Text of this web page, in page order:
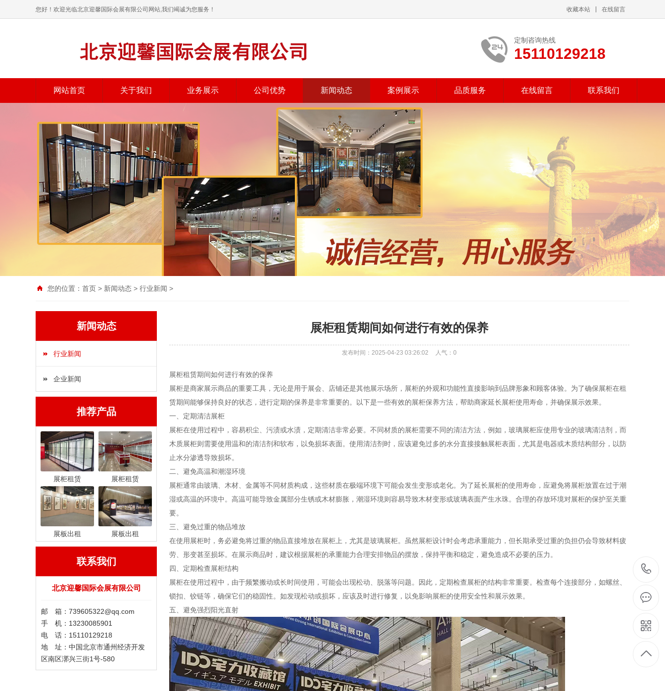
您好！欢迎光临北京迎馨国际会展有限公司网站,我们竭诚为您服务！ 收藏本站 在线留言
定制咨询热线
15110129218
网站首页 关于我们 业务展示 公司优势 新闻动态 案例展示 品质服务 在线留言 联系我们
您的位置： 首页 > 新闻动态 > 行业新闻 >
新闻动态
行业新闻
企业新闻
推荐产品
展柜租赁 展柜租赁
展板出租 展板出租
联系我们
北京迎馨国际会展有限公司
邮 箱：739605322@qq.com
手 机：13230085901
电 话：15110129218
地 址：中国北京市通州经济开发
区南区漷兴三街1号-580
展柜租赁期间如何进行有效的保养
发布时间：2025-04-23 03:26:02 人气： 0
展柜租赁期间如何进行有效的保养
展柜是商家展示商品的重要工具，无论是用于展会、店铺还是其他展示场所，展柜的外观和功能性直接影响到品牌形象和顾客体验。为了确保展柜在租
赁期间能够保持良好的状态，进行定期的保养是非常重要的。以下是一些有效的展柜保养方法，帮助商家延长展柜使用寿命，并确保展示效果。
一、定期清洁展柜
展柜在使用过程中，容易积尘、污渍或水渍，定期清洁非常必要。不同材质的展柜需要不同的清洁方法，例如，玻璃展柜应使用专业的玻璃清洁剂，而
木质展柜则需要使用温和的清洁剂和软布，以免损坏表面。使用清洁剂时，应该避免过多的水分直接接触展柜表面，尤其是电器或木质结构部分，以防
止水分渗透导致损坏。
二、避免高温和潮湿环境
展柜通常由玻璃、木材、金属等不同材质构成，这些材质在极端环境下可能会发生变形或老化。为了延长展柜的使用寿命，应避免将展柜放置在过于潮
湿或高温的环境中。高温可能导致金属部分生锈或木材膨胀，潮湿环境则容易导致木材变形或玻璃表面产生水珠。合理的存放环境对展柜的保护至关重
要。
三、避免过重的物品堆放
在使用展柜时，务必避免将过重的物品直接堆放在展柜上，尤其是玻璃展柜。虽然展柜设计时会考虑承重能力，但长期承受过重的负担仍会导致材料疲
劳、形变甚至损坏。在展示商品时，建议根据展柜的承重能力合理安排物品的摆放，保持平衡和稳定，避免造成不必要的压力。
四、定期检查展柜结构
展柜在使用过程中，由于频繁搬动或长时间使用，可能会出现松动、脱落等问题。因此，定期检查展柜的结构非常重要。检查每个连接部分，如螺丝、
锁扣、铰链等，确保它们的稳固性。如发现松动或损坏，应该及时进行修复，以免影响展柜的使用安全性和展示效果。
五、避免强烈阳光直射